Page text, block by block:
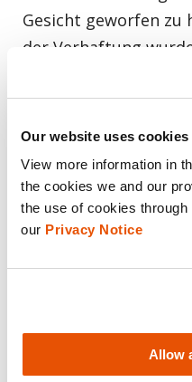
Our website uses cookies
View more information in
the cookies we and our
the use of cookies through
our Privacy Notice
Allow
Gesicht geworfen zu
der Verhaftung
und Smartphones
ein iPhone 5 von
Mattia wird erklären,
ersten
aller relevanten
Zugriff auf das
erhalten konnten,
vierstelligen
sich nicht an den
Zum Zeitpunkt der